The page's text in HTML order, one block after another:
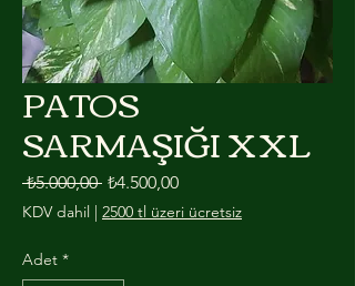
PATOS
SARMAŞIĞI XXL
₺5.000,00 Normal Fiyat
₺4.500,00İndirimli Fiyat
KDV dahil | 2500 tl üzeri ücretsiz
Adet *